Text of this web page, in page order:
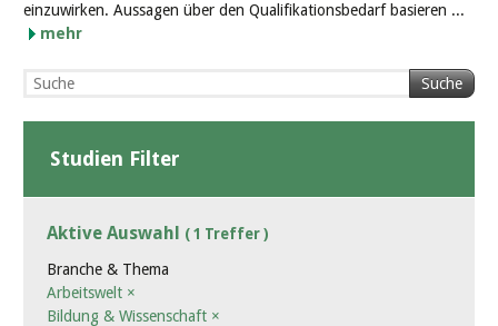
einzuwirken. Aussagen über den Qualifikationsbedarf basieren ...
mehr
Suche
Studien Filter
Aktive Auswahl ( 1 Treffer )
Branche & Thema
Arbeitswelt ×
Bildung & Wissenschaft ×